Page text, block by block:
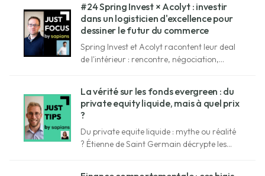
immobilier répond.
#24 Spring Invest × Acolyt : investir
dans un logisticien d'excellence pour
dessiner le futur du commerce
Spring Invest et Acolyt racontent leur deal
de l'intérieur : rencontre, négociation,
entrepreneur et gérant de fonds
s’expriment.
La vérité sur les fonds evergreen : du
private equity liquide, mais à quel prix
?
Du private equite liquide : mythe ou réalité
? Étienne de Saint Germain décrypte les